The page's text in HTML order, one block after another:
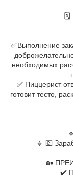
🗓
✅Выполнение
необходимых
✅ Пиццерист
готовит тесто,
🔹 💶
🏡
✔️